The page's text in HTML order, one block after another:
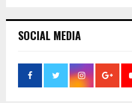
SOCIAL MEDIA